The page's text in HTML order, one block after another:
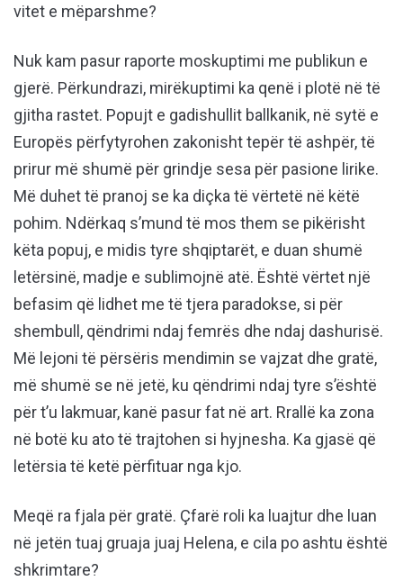
vitet e mëparshme?
Nuk kam pasur raporte moskuptimi me publikun e
gjerë. Përkundrazi, mirëkuptimi ka qenë i plotë në të
gjitha rastet. Popujt e gadishullit ballkanik, në sytë e
Europës përfytyrohen zakonisht tepër të ashpër, të
prirur më shumë për grindje sesa për pasione lirike.
Më duhet të pranoj se ka diçka të vërtetë në këtë
pohim. Ndërkaq s’mund të mos them se pikërisht
këta popuj, e midis tyre shqiptarët, e duan shumë
letërsinë, madje e sublimojnë atë. Është vërtet një
befasim që lidhet me të tjera paradokse, si për
shembull, qëndrimi ndaj femrës dhe ndaj dashurisë.
Më lejoni të përsëris mendimin se vajzat dhe gratë,
më shumë se në jetë, ku qëndrimi ndaj tyre s’është
për t’u lakmuar, kanë pasur fat në art. Rrallë ka zona
në botë ku ato të trajtohen si hyjnesha. Ka gjasë që
letërsia të ketë përfituar nga kjo.
Meqë ra fjala për gratë. Çfarë roli ka luajtur dhe luan
në jetën tuaj gruaja juaj Helena, e cila po ashtu është
shkrimtare?